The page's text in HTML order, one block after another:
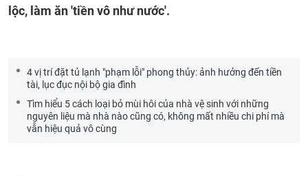
lộc, làm ăn 'tiền vô như nước'.
4 vị trí đặt tủ lạnh "phạm lỗi" phong thủy: ảnh hưởng đến tiền
tài, lục đục nội bộ gia đình
Tìm hiểu 5 cách loại bỏ mùi hôi của nhà vệ sinh với những
nguyên liệu mà nhà nào cũng có, không mất nhiều chi phí mà
vẫn hiệu quả vô cùng